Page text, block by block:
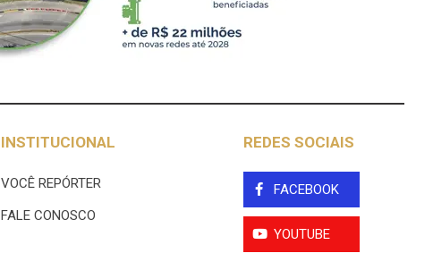
INSTITUCIONAL
VOCÊ REPÓRTER
FALE CONOSCO
REDES SOCIAIS
FACEBOOK
YOUTUBE